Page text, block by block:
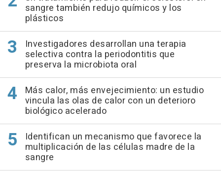
sangre también redujo químicos y los
plásticos
Investigadores desarrollan una terapia
selectiva contra la periodontitis que
preserva la microbiota oral
Más calor, más envejecimiento: un estudio
vincula las olas de calor con un deterioro
biológico acelerado
Identifican un mecanismo que favorece la
multiplicación de las células madre de la
sangre